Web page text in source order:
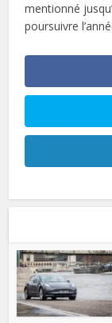
mentionné
poursuivre